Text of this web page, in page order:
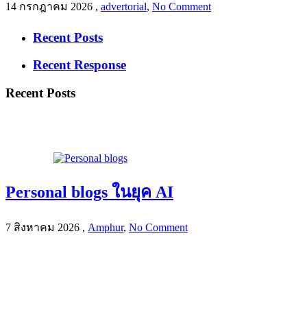
14 กรกฎาคม 2026 , advertorial, No Comment
Recent Posts
Recent Response
Recent Posts
Personal blogs ในยุค AI
7 สิงหาคม 2026 , Amphur, No Comment